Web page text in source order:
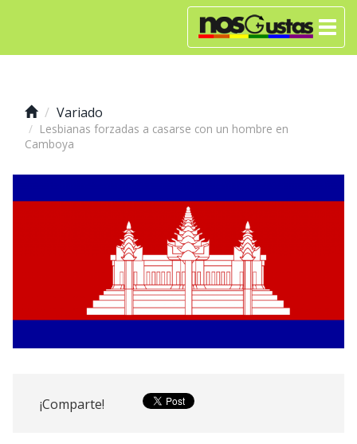
Variado
Lesbianas forzadas a casarse con un hombre en
Camboya
¡Comparte!